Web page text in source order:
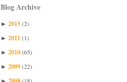
Blog Archive
► 2015(2)
► 2011(1)
► 2010(65)
► 2009(22)